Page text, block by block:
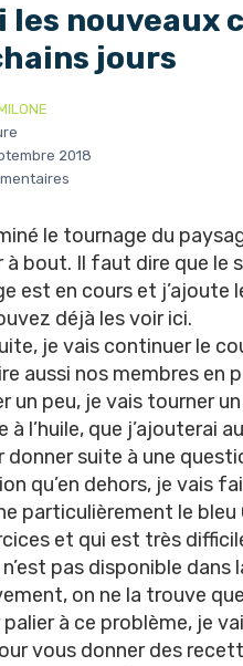
les nouveaux
jours
2018
le tournage du
à bout. Il faut dire que le
est en cours et j’ajoute
déjà les voirici.
je vais continuer le
aussi nos membres en
un peu, je vais tourner
à l’huile, que j’ajouterai
donner suite à une
qu’en dehors, je vais
particulièrement le bleu
et qui est très
n’est pas disponible
on ne la trouve
à ce problème, je
vous donner des